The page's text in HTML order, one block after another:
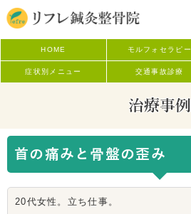
HOME モルフォセラピー
症状別メニュー 交通事故診療
治療事例
首の痛みと骨盤の歪み
20代女性。立ち仕事。